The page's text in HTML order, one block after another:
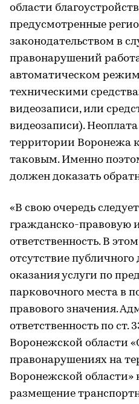
области
предусмотренные
законодательством в
правонарушений
автоматическом
техническими
видеозаписи, или
видеозаписи).
территории Воронежа
таковым. Именно
должен доказать
«В свою очередь
гражданско-правовую
ответственность. В
отсутствие публичного
оказания услуги по
парковочного места в
правового значения.
ответственность по ст.
Воронежской области
правонарушениях на
Воронежской области»
размещение